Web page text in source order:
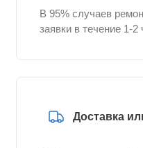
В 95% случаев
заявки в течение 1-2
Доставка